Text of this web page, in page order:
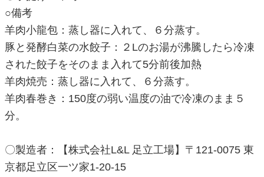
○備考
羊肉小龍包：蒸し器に入れて、６分蒸す。
豚と発酵白菜の水餃子：２Lのお湯が沸騰したら冷凍
された餃子をそのまま入れて5分前後加熱
羊肉焼売：蒸し器に入れて、６分蒸す。
羊肉春巻き：150度の弱い温度の油で冷凍のまま５
分。
〇製造者：【株式会社L&L 足立工場】〒121-0075 東
京都足立区一ツ家1-20-15